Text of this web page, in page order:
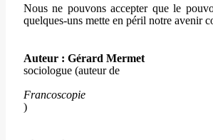
Nous ne pouvons accepter que le
quelques-uns mette en péril notre avenir
Auteur : Gérard Mermet
sociologue (auteur de
Francoscopie
)